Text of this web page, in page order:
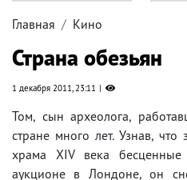
Главная Кино
Страна обезьян
1 декабря 2011, 23:11
Том, сын археолога,
стране много лет. Узнав,
храма XIV века
аукционе в Лондоне, он